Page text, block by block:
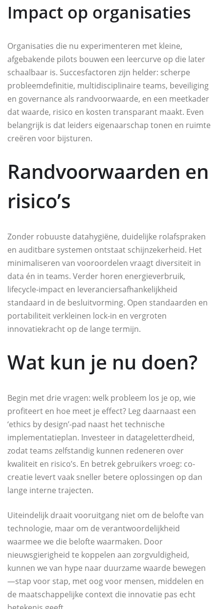
Impact op organisaties
Organisaties die nu experimenteren met kleine,
afgebakende pilots bouwen een leercurve op die later
schaalbaar is. Succesfactoren zijn helder: scherpe
probleemdefinitie, multidisciplinaire teams, beveiliging
en governance als randvoorwaarde, en een meetkader
dat waarde, risico en kosten transparant maakt. Even
belangrijk is dat leiders eigenaarschap tonen en ruimte
creëren voor bijsturen.
Randvoorwaarden en
risico’s
Zonder robuuste datahygiëne, duidelijke rolafspraken
en auditbare systemen ontstaat schijnzekerheid. Het
minimaliseren van vooroordelen vraagt diversiteit in
data én in teams. Verder horen energieverbruik,
lifecycle-impact en leveranciersafhankelijkheid
standaard in de besluitvorming. Open standaarden en
portabiliteit verkleinen lock-in en vergroten
innovatiekracht op de lange termijn.
Wat kun je nu doen?
Begin met drie vragen: welk probleem los je op, wie
profiteert en hoe meet je effect? Leg daarnaast een
‘ethics by design’-pad naast het technische
implementatieplan. Investeer in datageletterdheid,
zodat teams zelfstandig kunnen redeneren over
kwaliteit en risico’s. En betrek gebruikers vroeg: co-
creatie levert vaak sneller betere oplossingen op dan
lange interne trajecten.
Uiteindelijk draait vooruitgang niet om de belofte van
technologie, maar om de verantwoordelijkheid
waarmee we die belofte waarmaken. Door
nieuwsgierigheid te koppelen aan zorgvuldigheid,
kunnen we van hype naar duurzame waarde bewegen
—stap voor stap, met oog voor mensen, middelen en
de maatschappelijke context die innovatie pas echt